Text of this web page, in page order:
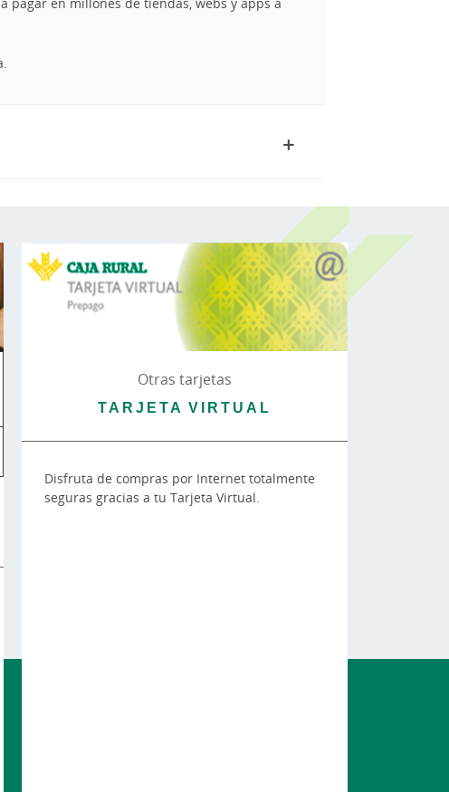
Otras tarjetas
TARJETA VIRTUAL
Disfruta de compras por Internet totalmente
seguras gracias a tu Tarjeta Virtual.